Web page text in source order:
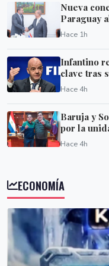
Nueva
Paraguay
Hace 1h
Infantino
clave tras
Hace 4h
Baruja y
por la
Hace 4h
ECONOMÍA